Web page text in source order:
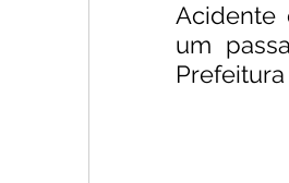
Acidente
um